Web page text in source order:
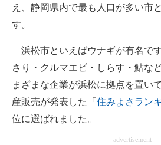
え、静岡県内で最も人口が多い市
す。
浜松市といえばウナギが有名で
さり・クルマエビ・しらす・鮎な
まざまな企業が浜松に拠点を置い
産販売が発表した「 住みよさラン
位に選ばれました。
advertisement